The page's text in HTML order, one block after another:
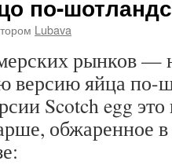
по-
Lubava
рынков
версию яйца по-
Scotch egg
обжаренное